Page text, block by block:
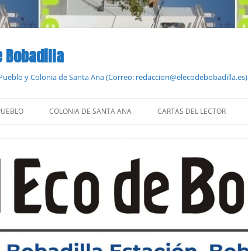
Bobadilla
y Colonia de Santa Ana (Correo: redaccion@elecodebobadilla.es)
COLONIA DE SANTA ANA CARTAS DEL LECTOR